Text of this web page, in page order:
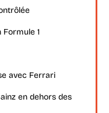
1
avec Ferrari
en dehors des